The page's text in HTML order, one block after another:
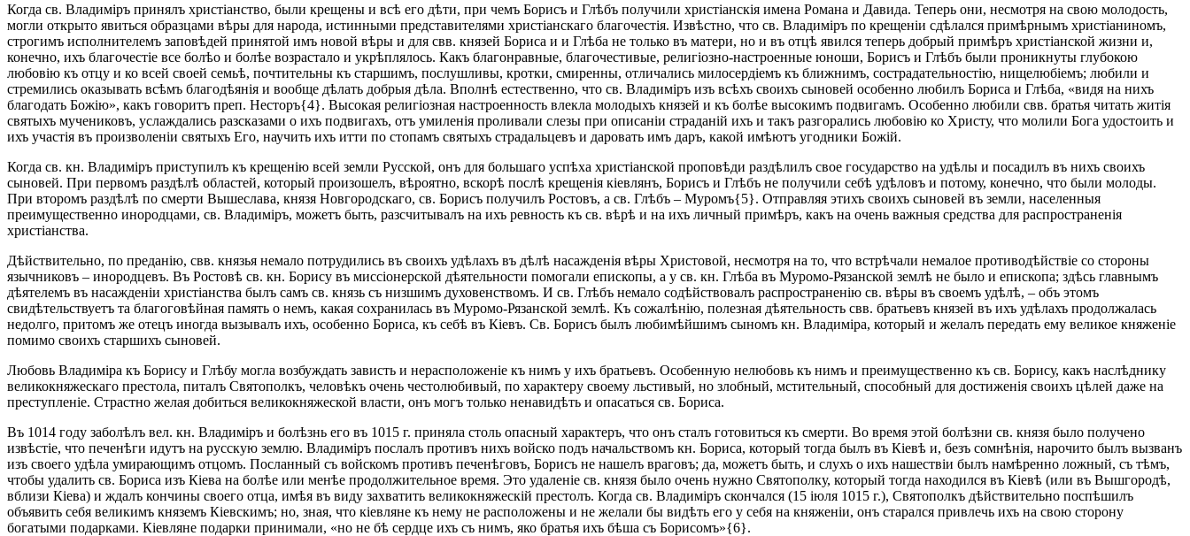
Когда св. Владиміръ принялъ христіанство, были крещены и всѣ его дѣти, при чемъ Борисъ и Глѣбъ получили христіанскія имена Романа и Давида. Теперь они, несмотря на свою молодость,
могли открыто явиться образцами вѣры для народа, истинными представителями христіанскаго благочестія. Извѣстно, что св. Владиміръ по крещеніи сдѣлался примѣрнымъ христіаниномъ,
строгимъ исполнителемъ заповѣдей принятой имъ новой вѣры и для свв. князей Бориса и и Глѣба не только въ матери, но и въ отцѣ явился теперь добрый примѣръ христіанской жизни и,
конечно, ихъ благочестіе все болѣо и болѣе возрастало и укрѣплялось. Какъ благонравные, благочестивые, религіозно-настроенные юноши, Борисъ и Глѣбъ были проникнуты глубокою
любовію къ отцу и ко всей своей семьѣ, почтительны къ старшимъ, послушливы, кротки, смиренны, отличались милосердіемъ къ ближнимъ, сострадательностію, нищелюбіемъ; любили и
стремились оказывать всѣмъ благодѣянія и вообще дѣлать добрыя дѣла. Вполнѣ естественно, что св. Владиміръ изъ всѣхъ своихъ сыновей особенно любилъ Бориса и Глѣба, «видя на нихъ
благодать Божію», какъ говоритъ преп. Несторъ{4}. Высокая религіозная настроенность влекла молодыхъ князей и къ болѣе высокимъ подвигамъ. Особенно любили свв. братья читать житія
святыхъ мучениковъ, услаждались разсказами о ихъ подвигахъ, отъ умиленія проливали слезы при описаніи страданій ихъ и такъ разгорались любовію ко Христу, что молили Бога удостоить и
ихъ участія въ произволеніи святыхъ Его, научить ихъ итти по стопамъ святыхъ страдальцевъ и даровать имъ даръ, какой имѣютъ угодники Божій.
Когда св. кн. Владиміръ приступилъ къ крещенію всей земли Русской, онъ для большаго успѣха христіанской проповѣди раздѣлилъ свое государство на удѣлы и посадилъ въ нихъ своихъ
сыновей. При первомъ раздѣлѣ областей, который произошелъ, вѣроятно, вскорѣ послѣ крещенія кіевлянъ, Борисъ и Глѣбъ не получили себѣ удѣловъ и потому, конечно, что были молоды.
При второмъ раздѣлѣ по смерти Вышеслава, князя Новгородскаго, св. Борисъ получилъ Ростовъ, а св. Глѣбъ – Муромъ{5}. Отправляя этихъ своихъ сыновей въ земли, населенныя
преимущественно инородцами, св. Владиміръ, можетъ быть, разсчитывалъ на ихъ ревность къ св. вѣрѣ и на ихъ личный примѣръ, какъ на очень важныя средства для распространенія
христіанства.
Дѣйствительно, по преданію, свв. князья немало потрудились въ своихъ удѣлахъ въ дѣлѣ насажденія вѣры Христовой, несмотря на то, что встрѣчали немалое противодѣйствіе со стороны
язычниковъ – инородцевъ. Въ Ростовѣ св. кн. Борису въ миссіонерской дѣятельности помогали епископы, а у св. кн. Глѣба въ Муромо-Рязанской землѣ не было и епископа; здѣсь главнымъ
дѣятелемъ въ насажденіи христіанства былъ самъ св. князь съ низшимъ духовенствомъ. И св. Глѣбъ немало содѣйствовалъ распространенію св. вѣры въ своемъ удѣлѣ, – объ этомъ
свидѣтельствуетъ та благоговѣйная память о немъ, какая сохранилась въ Муромо-Рязанской землѣ. Къ сожалѣнію, полезная дѣятельность свв. братьевъ князей въ ихъ удѣлахъ продолжалась
недолго, притомъ же отецъ иногда вызывалъ ихъ, особенно Бориса, къ себѣ въ Кіевъ. Св. Борисъ былъ любимѣйшимъ сыномъ кн. Владиміра, который и желалъ передать ему великое княженіе
помимо своихъ старшихъ сыновей.
Любовь Владиміра къ Борису и Глѣбу могла возбуждать зависть и нерасположеніе къ нимъ у ихъ братьевъ. Особенную нелюбовь къ нимъ и преимущественно къ св. Борису, какъ наслѣднику
великокняжескаго престола, питалъ Святополкъ, человѣкъ очень честолюбивый, по характеру своему льстивый, но злобный, мстительный, способный для достиженія своихъ цѣлей даже на
преступленіе. Страстно желая добиться великокняжеской власти, онъ могъ только ненавидѣть и опасаться св. Бориса.
Въ 1014 году заболѣлъ вел. кн. Владиміръ и болѣзнь его въ 1015 г. приняла столь опасный характеръ, что онъ сталъ готовиться къ смерти. Во время этой болѣзни св. князя было получено
извѣстіе, что печенѣги идутъ на русскую землю. Владиміръ послалъ противъ нихъ войско подъ начальствомъ кн. Бориса, который тогда былъ въ Кіевѣ и, безъ сомнѣнія, нарочито былъ вызванъ
изъ своего удѣла умирающимъ отцомъ. Посланный съ войскомъ противъ печенѣговъ, Борисъ не нашелъ враговъ; да, можетъ быть, и слухъ о ихъ нашествіи былъ намѣренно ложный, съ тѣмъ,
чтобы удалить св. Бориса изъ Кіева на болѣе или менѣе продолжительное время. Это удаленіе св. князя было очень нужно Святополку, который тогда находился въ Кіевѣ (или въ Вышгородѣ,
вблизи Кіева) и ждалъ кончины своего отца, имѣя въ виду захватить великокняжескій престолъ. Когда св. Владиміръ скончался (15 іюля 1015 г.), Святополкъ дѣйствительно поспѣшилъ
объявить себя великимъ княземъ Кіевскимъ; но, зная, что кіевляне къ нему не расположены и не желали бы видѣть его у себя на княженіи, онъ старался привлечь ихъ на свою сторону
богатыми подарками. Кіевляне подарки принимали, «но не бѣ сердце ихъ съ нимъ, яко братья ихъ бѣша съ Борисомъ»{6}.